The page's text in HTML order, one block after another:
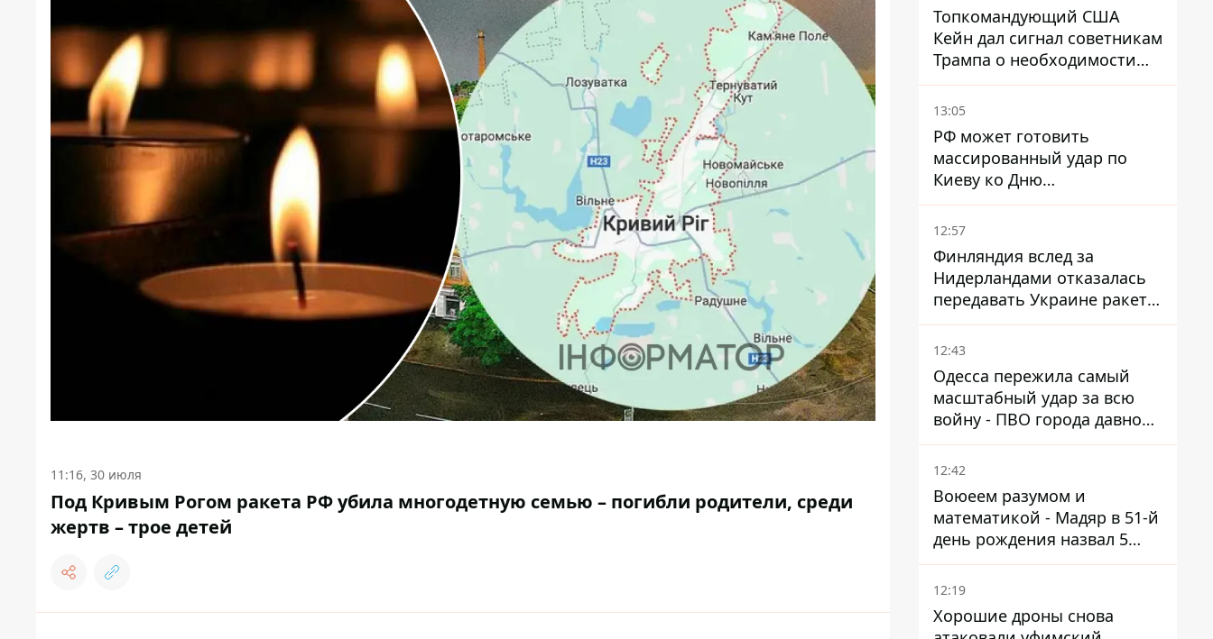
11:16, 30 июля
Под Кривым Рогом ракета РФ убила многодетную семью – погибли родители, среди
жертв – трое детей
Топкомандующий США
Кейн дал сигнал советникам
Трампа о необходимости
заканчивать войну с
Ираном – СМИ
13:05
РФ может готовить
массированный удар по
Киеву ко Дню
Независимости - Институт
изучения войны
12:57
Финляндия вслед за
Нидерландами отказалась
передавать Украине ракеты
ПВО Patriot
12:43
Одесса пережила самый
масштабный удар за всю
войну - ПВО города давно
нуждается в усилении
12:42
Воюеем разумом и
математикой - Мадяр в 51-й
день рождения назвал 5
условий поражения РФ
12:19
Хорошие дроны снова